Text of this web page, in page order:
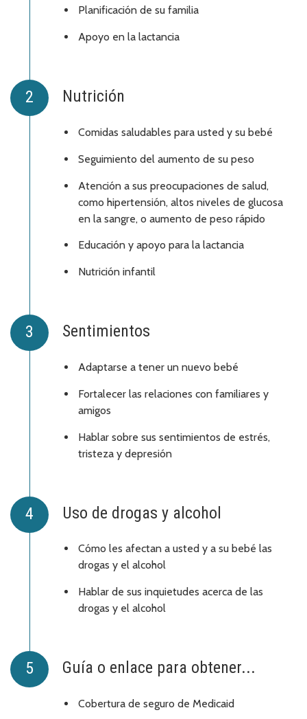
Planificación de su familia
Apoyo en la lactancia
Nutrición
Comidas saludables para usted y su bebé
Seguimiento del aumento de su peso
Atención a sus preocupaciones de salud,
como hipertensión, altos niveles de glucosa
en la sangre, o aumento de peso rápido
Educación y apoyo para la lactancia
Nutrición infantil
Sentimientos
Adaptarse a tener un nuevo bebé
Fortalecer las relaciones con familiares y
amigos
Hablar sobre sus sentimientos de estrés,
tristeza y depresión
Uso de drogas y alcohol
Cómo les afectan a usted y a su bebé las
drogas y el alcohol
Hablar de sus inquietudes acerca de las
drogas y el alcohol
Guía o enlace para obtener...
Cobertura de seguro de Medicaid